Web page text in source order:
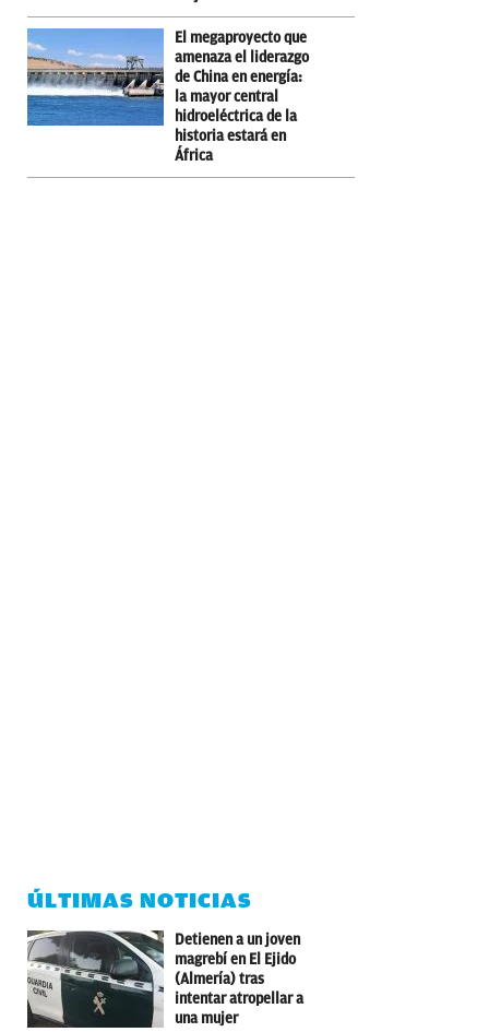
El megaproyecto que
amenaza el liderazgo
de China en energía:
la mayor central
hidroeléctrica de la
historia estará en
África
ÚLTIMAS NOTICIAS
Detienen a un joven
magrebí en El Ejido
(Almería) tras
intentar atropellar a
una mujer